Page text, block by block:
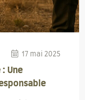
17 mai 2025
: Une